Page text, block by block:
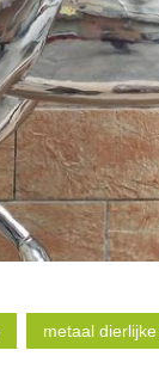
metaal